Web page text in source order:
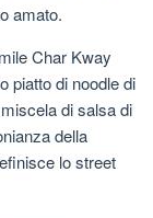
amato.
Char Kway
piatto di noodle di
di salsa di
della
lo street